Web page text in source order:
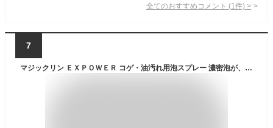
全てのおすすめコメント (1 件) >
7
マジックリン ＥＸＰＯＷＥＲ コゲ・油汚れ用泡スプレー 濃密泡が、固着した頑固なコゲや油汚れを撃破 本体 ４００ｍｌ